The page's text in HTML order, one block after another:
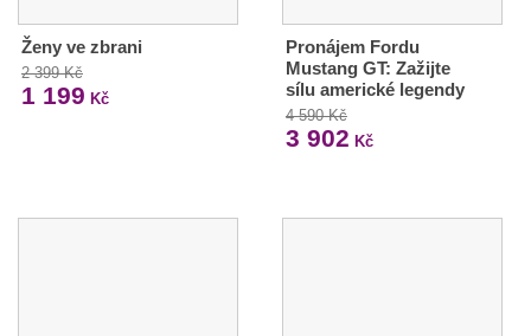
Ženy ve zbrani
2 399 Kč
1 199 Kč
Pronájem Fordu
Mustang GT: Zažijte
sílu americké legendy
4 590 Kč
3 902 Kč